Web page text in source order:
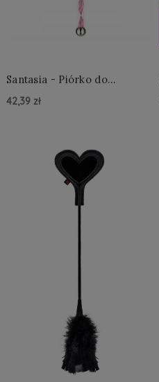
Santasia - Piórko do
42,39 zł